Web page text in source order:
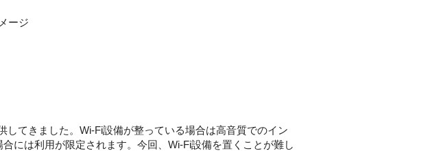
ージ
てきました。Wi-Fi設備が整っている場合は高音質でのイン
には利用が限定されます。今回、Wi-Fi設備を置くことが難し